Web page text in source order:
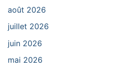
août 2026
juillet 2026
juin 2026
mai 2026